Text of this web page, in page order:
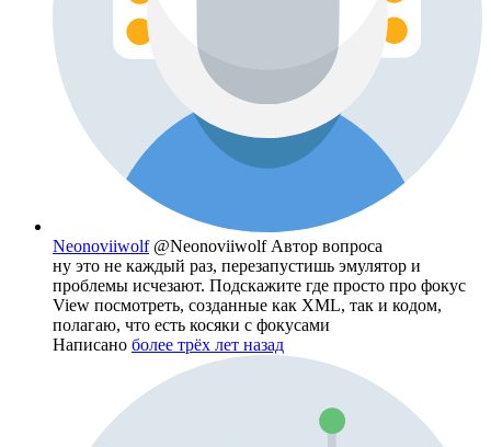
Neonoviiwolf @Neonoviiwolf Автор вопроса
ну это не каждый раз, перезапустишь эмулятор и
проблемы исчезают. Подскажите где просто про фокус
View посмотреть, созданные как XML, так и кодом,
полагаю, что есть косяки с фокусами
Написано более трёх лет назад